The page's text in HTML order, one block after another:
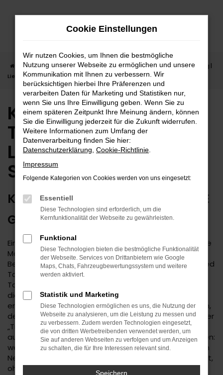
Zum
Startseite Stuttgart Kia Kia Ceed
Kia Ceed Tageszulassung |
Lieferservice nach Stuttgart
Kia Ceed
Tageszulassung |
Lieferservice nach
Stuttgart
KIA CEED TAGESZULASSUNG – WIE
GESCHAFFEN FÜR STUTTGART
Eine Kia Ceed Tageszulassung für Stuttgart erhöht Ihre
Mobilität zu einem ungemein günstigen Preis. Die
Besonderheit liegt hier bereits im Namen: eine Kia Ceed
Tageszulassung ist ein Neuwagen, der für exakt einen
Tag zugelassen wurde. Dabei spielt es keine Rolle, ob
die Zulassung in Stuttgart oder einem anderen Ort
erfolgt ist, denn Ihr Fahrzeug ist ohnehin ein Neuwagen,
der noch keinen einzigen Kilometer gefahren wurde. Der
„Trick“ mit der Zulassung für einen Tag ist als Reaktion
auf die Preisvorgaben der Automobilhersteller zu sehen:
wenn diese keine hohen Rabatte ermöglichen, wird ein
Neuwagen kurzerhand zum Gebrauchten umetikettiert,
ohne dass darunter die Qualität leidet.
Cookie Einstellungen
Wir nutzen Cookies, um Ihnen die bestmögliche
Nutzung unserer Webseite zu ermöglichen und unsere
Kommunikation mit Ihnen zu verbessern. Wir
berücksichtigen hierbei Ihre Präferenzen und
verarbeiten Daten für Marketing und Statistiken nur,
wenn Sie uns Ihre Einwilligung geben. Wenn Sie zu
einem späteren Zeitpunkt Ihre Meinung ändern, können
Sie die Einwilligung jederzeit für die Zukunft widerrufen.
Weitere Informationen zum Umfang der
Datenverarbeitung finden Sie hier:
Datenschutzerklärung Cookie-Richtlinie
Impressum
Folgende Kategorien von Cookies werden von uns eingesetzt:
Essentiell
Diese Technologien sind erforderlich, um die
Kernfunktionalität der Webseite zu gewährleisten.
Funktional
Diese Technologien bieten die bestmögliche Funktionalität
der Webseite. Services von Drittanbietern wie Google
Maps, Chats, Fahrzeugbewertungssystem und weitere
werden aktiviert.
Statistik und Marketing
Diese Technologien ermöglichen es uns, die Nutzung der
Webseite zu analysieren, um die Leistung zu messen und
zu verbessern. Zudem werden Technologien eingesetzt,
die von dritten Werbetreibenden verwendet werden, um
Sie auf anderen Webseiten zu verfolgen und um Anzeigen
zu schalten, die für Ihre Interessen relevant sind.
Speichern